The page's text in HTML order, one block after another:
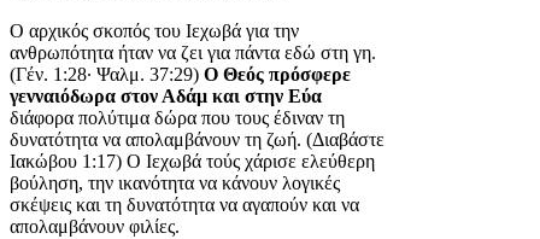
Ο αρχικός σκοπός του Ιεχωβά για την
ανθρωπότητα ήταν να ζει για πάντα εδώ στη γη.
(Γέν. 1:28· Ψαλμ. 37:29) Ο Θεός πρόσφερε
γενναιόδωρα στον Αδάμ και στην Εύα
διάφορα πολύτιμα δώρα που τους έδιναν τη
δυνατότητα να απολαμβάνουν τη ζωή. (Διαβάστε
Ιακώβου 1:17) Ο Ιεχωβά τούς χάρισε ελεύθερη
βούληση, την ικανότητα να κάνουν λογικές
σκέψεις και τη δυνατότητα να αγαπούν και να
απολαμβάνουν φιλίες.